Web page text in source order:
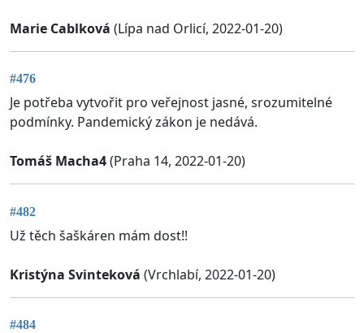
Marie Cablková (Lípa nad Orlicí, 2022-01-20)
#476
Je potřeba vytvořit pro veřejnost jasné, srozumitelné
podmínky. Pandemický zákon je nedává.
Tomáš Macha4(Praha 14, 2022-01-20)
#482
Už těch šaškáren mám dost!!
Kristýna Svinteková (Vrchlabí, 2022-01-20)
#484